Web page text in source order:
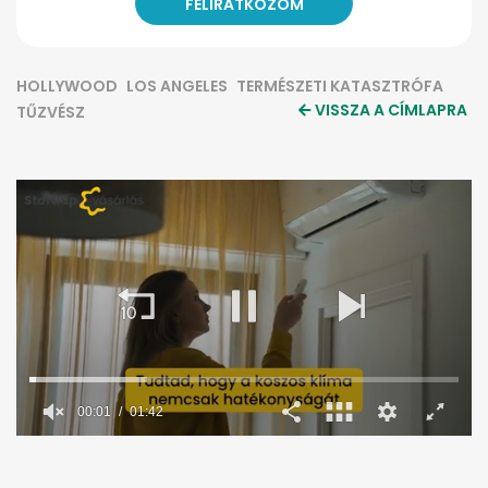
HOLLYWOOD LOS ANGELES TERMÉSZETI KATASZTRÓFA
TŰZVÉSZ
VISSZA A CÍMLAPRA